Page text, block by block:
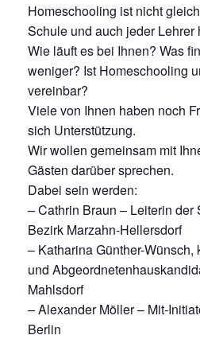
Homeschooling ist nicht
Schule und auch jeder Lehrer
Wie läuft es bei Ihnen? Was
weniger? Ist Homeschooling
vereinbar?
Viele von Ihnen haben noch
sich Unterstützung.
Wir wollen gemeinsam mit
Gästen darüber sprechen.
Dabei sein werden:
– Cathrin Braun – Leiterin
Bezirk Marzahn-Hellersdorf
– Katharina Günther-Wünsch,
und
Mahlsdorf
– Alexander Möller – Mit-
Berlin